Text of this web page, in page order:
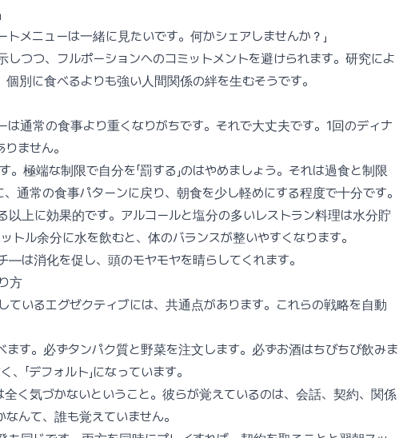
トメニューは一緒に見たいです。何かシェアしませんか？」
つつ、フルポーションへのコミットメントを避けられます。研究によ
別に食べるよりも強い人間関係の絆を生むそうです。
は通常の食事より重くなりがちです。それで大丈夫です。1回のディナ
ません。
極端な制限で自分を「罰する」のはやめましょう。それは過食と制限
通常の食事パターンに戻り、朝食を少し軽めにする程度で十分です。
以上に効果的です。アルコールと塩分の多いレストラン料理は水分貯
トル余分に水を飲むと、体のバランスが整いやすくなります。
は消化を促し、頭のモヤモヤを晴らしてくれます。
方
いるエグゼクティブには、共通点があります。これらの戦略を自動
す。必ずタンパク質と野菜を注文します。必ずお酒はちびちび飲みま
、「デフォルト」になっています。
く気づかないということ。彼らが覚えているのは、会話、契約、関係
んて、誰も覚えていません。